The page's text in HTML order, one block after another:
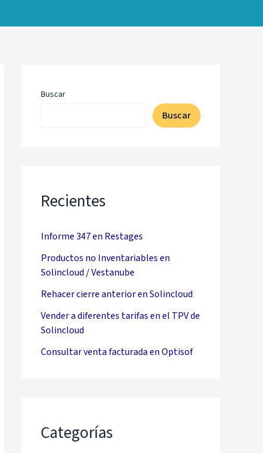
Buscar
Buscar
Recientes
Informe 347 en Restages
Productos no Inventariables en
Solincloud / Vestanube
Rehacer cierre anterior en Solincloud
Vender a diferentes tarifas en el TPV de
Solincloud
Consultar venta facturada en Optisof
Categorías